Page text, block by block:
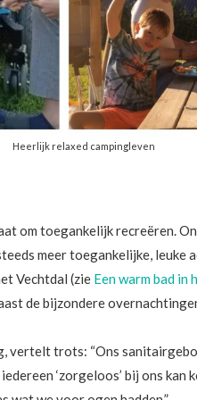
Heerlijk relaxed campingleven
om toegankelijk recreëren.
meer toegankelijke, leuke
Vechtdal (zie Een warm bad in
de bijzondere
vertelt trots: “Ons
‘zorgeloos’ bij ons kan